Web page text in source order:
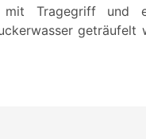
Tragegriff und
geträufelt